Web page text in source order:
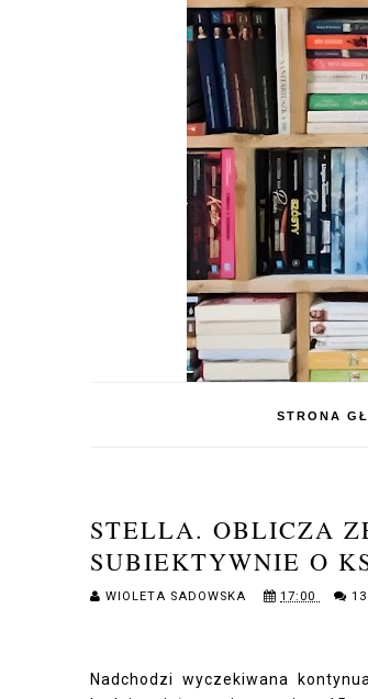
STRONA
STELLA. OBLICZA
SUBIEKTYWNIE O
WIOLETA SADOWSKA 17:00 13
Nadchodzi wyczekiwana